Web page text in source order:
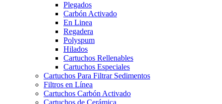
Plegados
Carbón Activado
En Linea
Regadera
Polyspum
Hilados
Cartuchos Rellenables
Cartuchos Especiales
Cartuchos Para Filtrar Sedimentos
Filtros en Línea
Cartuchos Carbón Activado
Cartuchos de Cerámica